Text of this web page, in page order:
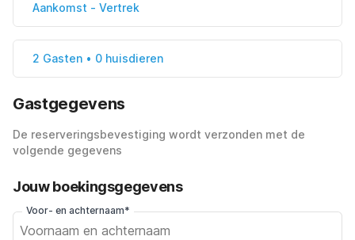
Aankomst - Vertrek
2 Gasten • 0 huisdieren
Gastgegevens
De reserveringsbevestiging wordt verzonden met de
volgende gegevens
Jouw boekingsgegevens
Voor- en achternaam*